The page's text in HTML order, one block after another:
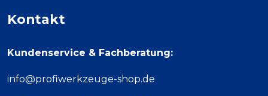
Kontakt
Kundenservice & Fachberatung:
info@profiwerkzeuge-shop.de